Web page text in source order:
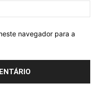
navegador para a